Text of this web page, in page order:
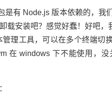
是有 Node.js 版本依赖的，我
载安装吧？感觉好蠢！好吧，
理工具，可以在多个终端切
在 windows 下不能使用，没